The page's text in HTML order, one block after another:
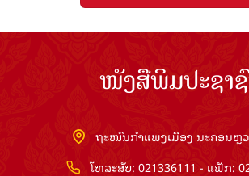
ໜັງສືພິມປະຊາ
ຖະໜົນກຳແພງເມືອງ ນະຄອນຫຼ
ໂທລະສັບ: 021336111 - ແຟັກ: